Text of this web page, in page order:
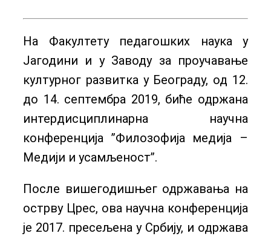
На Факултету педагошких наука у
Јагодини и у Заводу за проучавање
културног развитка у Београду, од 12.
до 14. септембра 2019, биће одржана
интердисциплинарна научна
конференција ’’Филозофија медија –
Медији и усамљеност’’.
После вишегодишњег одржавања на
острву Црес, ова научна конференција
је 2017. пресељена у Србију, и одржава